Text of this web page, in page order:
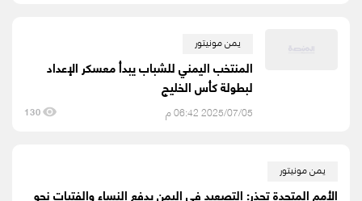
يمن مونيتور
المنتخب اليمني للشباب يبدأ معسكر الإعداد
لبطولة كأس الخليج
2025/07/05 06:42 م 130
يمن مونيتور
الأمم المتحدة تحذر: التصعيد في اليمن يدفع النساء والفتيات نحو